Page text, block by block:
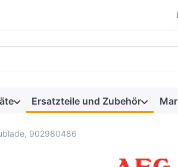
Während Sie tippen, erscheinen
Ersatzteile und Zubehör
902980486